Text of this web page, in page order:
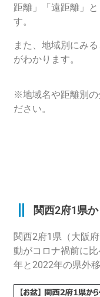
距離」「遠距離」
す。
また、地域別にみ
がわかります。
※地域名や距離別の
ださい。
関西2府1県
関西2府1県（大阪府
動がコロナ禍前に比
年と2022年の県外